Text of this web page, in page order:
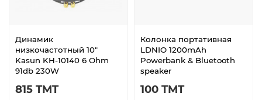
Динамик
низкочастотный 10"
Kasun KH-10140 6 Ohm
91db 230W
815 TMT
Колонка портативная
LDNIO 1200mAh
Powerbank & Bluetooth
speaker
100 TMT